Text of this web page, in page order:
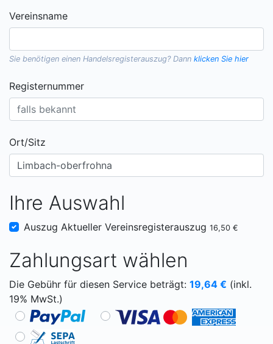
Vereinsname
Sie benötigen einen Handelsregisterauszug? Dann klicken Sie hier
Registernummer
Ort/Sitz
Ihre Auswahl
Auszug Aktueller Vereinsregisterauszug 16,50 €
Zahlungsart wählen
Die Gebühr für diesen Service beträgt: 19,64 € (inkl.
19% MwSt.)